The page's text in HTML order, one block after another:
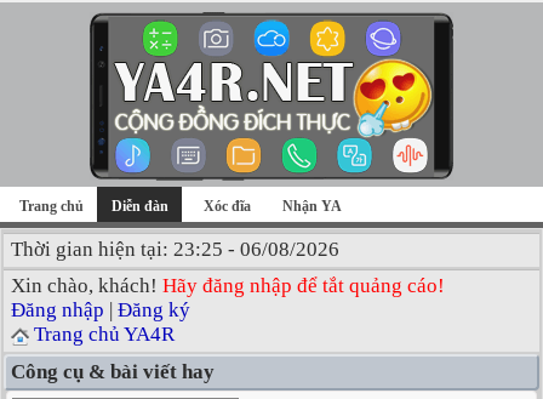
Trang chủ Diễn đàn Xóc đĩa Nhận YA
Thời gian hiện tại: 23:25 - 06/08/2026
Xin chào, khách! Hãy đăng nhập để tắt quảng cáo!
Đăng nhập | Đăng ký
Trang chủ YA4R
Công cụ & bài viết hay